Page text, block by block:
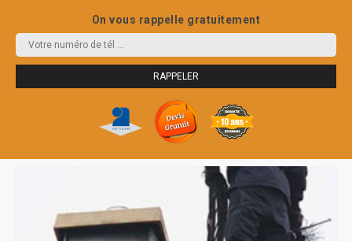
On vous rappelle gratuitement